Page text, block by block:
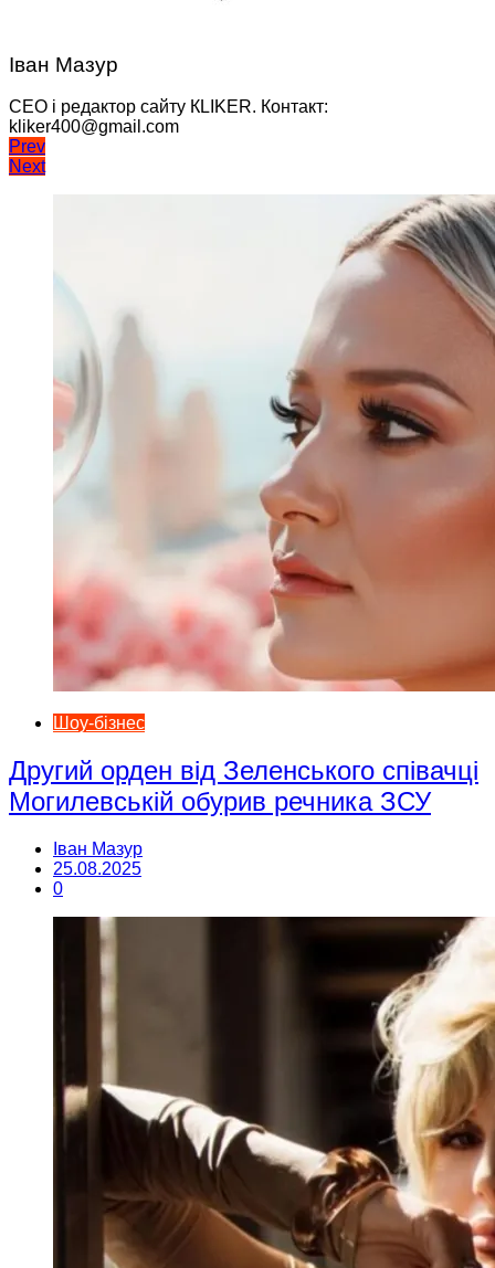
Іван Мазур
CEO і редактор сайту КLIKER. Контакт:
kliker400@gmail.com
Навігація
записів
Prev
Next
Шоу-бізнес
Другий орден від Зеленського співачці
Могилевській обурив речника ЗСУ
Іван Мазур
25.08.2025
0